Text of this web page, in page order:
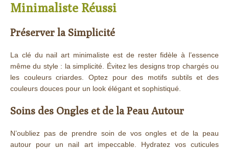
Minimaliste Réussi
Préserver la Simplicité
La clé du nail art minimaliste est de rester fidèle à l’essence
même du style : la simplicité. Évitez les designs trop chargés ou
les couleurs criardes. Optez pour des motifs subtils et des
couleurs douces pour un look élégant et sophistiqué.
Soins des Ongles et de la Peau Autour
N’oubliez pas de prendre soin de vos ongles et de la peau
autour pour un nail art impeccable. Hydratez vos cuticules